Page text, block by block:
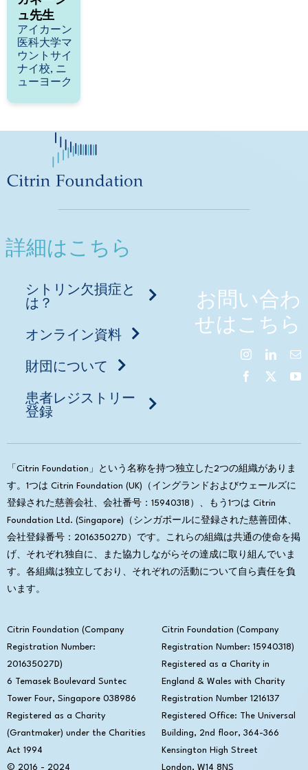
ュ先生
アイカーン
医科大学マ
ウントサイ
ナイ校, ニ
ューヨーク
詳細はこちら
シトリン欠損症と
は？
オンライン資料
財団について
患者レジストリー
登録
お問い合わ
せはこちら
「Citrin Foundation」という名称を持つ独立した2つの組織がありま
す。1つは Citrin Foundation (UK)（イングランドおよびウェールズに
登録された慈善会社、会社番号：15940318）、もう1つは Citrin
Foundation Ltd. (Singapore)（シンガポールに登録された慈善団体、
会社登録番号：201635027D）です。これらの組織は共通の使命を掲
げ、それぞれ独自に、また協力しながらその達成に取り組んでいま
す。各組織は独立しており、それぞれの活動について自ら責任を負
います。
Citrin Foundation (Company
Registration Number:
201635027D)
6 Temasek Boulevard Suntec
Tower Four, Singapore 038986
Registered as a Charity
(Grantmaker) under the Charities
Act 1994
© 2016 - 2024
Citrin Foundation (Company
Registration Number: 15940318)
Registered as a Charity in
England & Wales with Charity
Registration Number 1216137
Registered Office: The Universal
Building, 2nd floor, 364-366
Kensington High Street
London, W14 8NS